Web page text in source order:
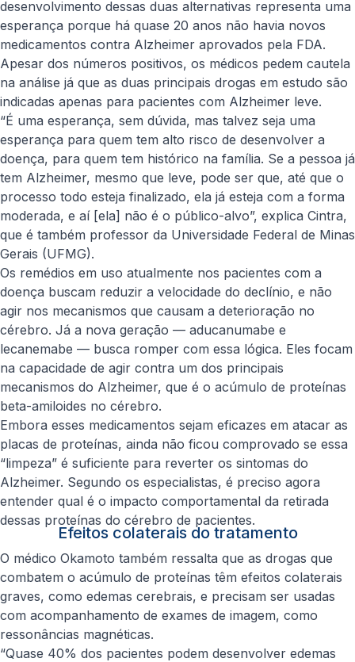
desenvolvimento dessas duas alternativas representa uma
esperança porque há quase 20 anos não havia novos
medicamentos contra Alzheimer aprovados pela FDA.
Apesar dos números positivos, os médicos pedem cautela
na análise já que as duas principais drogas em estudo são
indicadas apenas para pacientes com Alzheimer leve.
“É uma esperança, sem dúvida, mas talvez seja uma
esperança para quem tem alto risco de desenvolver a
doença, para quem tem histórico na família. Se a pessoa já
tem Alzheimer, mesmo que leve, pode ser que, até que o
processo todo esteja finalizado, ela já esteja com a forma
moderada, e aí [ela] não é o público-alvo”, explica Cintra,
que é também professor da Universidade Federal de Minas
Gerais (UFMG).
Os remédios em uso atualmente nos pacientes com a
doença buscam reduzir a velocidade do declínio, e não
agir nos mecanismos que causam a deterioração no
cérebro. Já a nova geração — aducanumabe e
lecanemabe — busca romper com essa lógica. Eles focam
na capacidade de agir contra um dos principais
mecanismos do Alzheimer, que é o acúmulo de proteínas
beta-amiloides no cérebro.
Embora esses medicamentos sejam eficazes em atacar as
placas de proteínas, ainda não ficou comprovado se essa
“limpeza” é suficiente para reverter os sintomas do
Alzheimer. Segundo os especialistas, é preciso agora
entender qual é o impacto comportamental da retirada
dessas proteínas do cérebro de pacientes.
Efeitos colaterais do tratamento
O médico Okamoto também ressalta que as drogas que
combatem o acúmulo de proteínas têm efeitos colaterais
graves, como edemas cerebrais, e precisam ser usadas
com acompanhamento de exames de imagem, como
ressonâncias magnéticas.
“Quase 40% dos pacientes podem desenvolver edemas